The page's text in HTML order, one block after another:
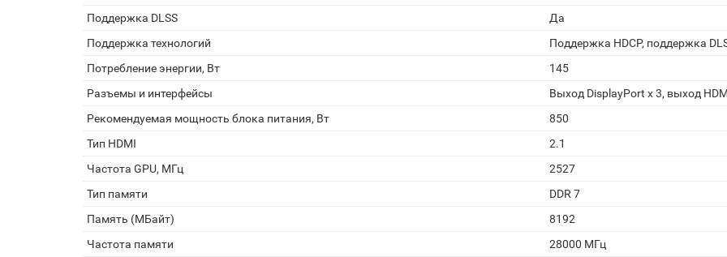
Поддержка DLSS
Да
Поддержка технологий
Поддержка HDCP, поддержка
Потребление энергии, Вт
145
Разъемы и интерфейсы
Выход DisplayPort x 3, выход
Рекомендуемая мощность блока питания, Вт
850
Тип HDMI
2.1
Частота GPU, МГц
2527
Тип памяти
DDR 7
Память (МБайт)
8192
Частота памяти
28000 МГц